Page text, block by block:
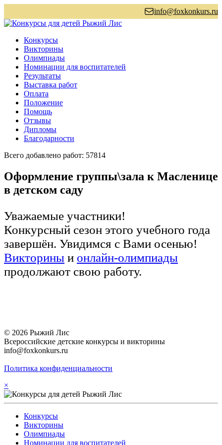
info@foxkonkurs.ru
Конкурсы
Викторины
Олимпиады
Номинации для воспитателей
Результаты
Выставка работ
Оплата
Положение
Помощь
Отзывы
Дипломы
Благодарности
Всего добавлено работ: 57814
Оформление группы\зала к Масленице
в детском саду
Уважаемые участники!
Конкурсный сезон этого учебного года
завершён. Увидимся с Вами осенью!
Викторины и онлайн-олимпиады
продолжают свою работу.
© 2026 Рыжий Лис
Всероссийские детские конкурсы и викторины
info@foxkonkurs.ru
Политика конфиденциальности
×
Конкурсы
Викторины
Олимпиады
Номинации для воспитателей